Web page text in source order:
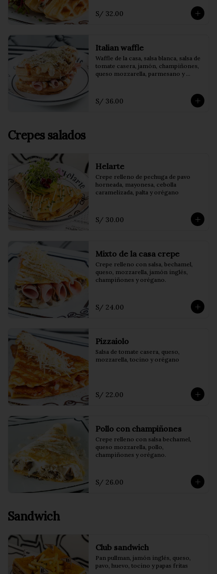
S/ 32.00
Italian waffle
Waffle de la casa, salsa blanca, salsa de
tomate casera, jamón, champiñones,
queso mozzarella, parmesano y
S/ 36.00
Crepes salados
Helarte
Crepe relleno de pechuga de pavo
horneada, mayonesa, cebolla
caramelizada, palta y orégano
S/ 30.00
Mixto de la casa crepe
Crepe relleno con salsa, bechamel,
queso, mozzarella, jamón inglés,
champiñones y orégano.
S/ 24.00
Pizzaiolo
Salsa de tomate casera, queso,
mozzarella, tocino y orégano
S/ 22.00
Pollo con champiñones
Crepe relleno con salsa bechamel,
queso mozzarella, pollo,
champiñones y orégano.
S/ 26.00
Sandwich
Club sandwich
Pan pullman, jamón inglés, queso,
pavo, huevo, tocino y papas fritas